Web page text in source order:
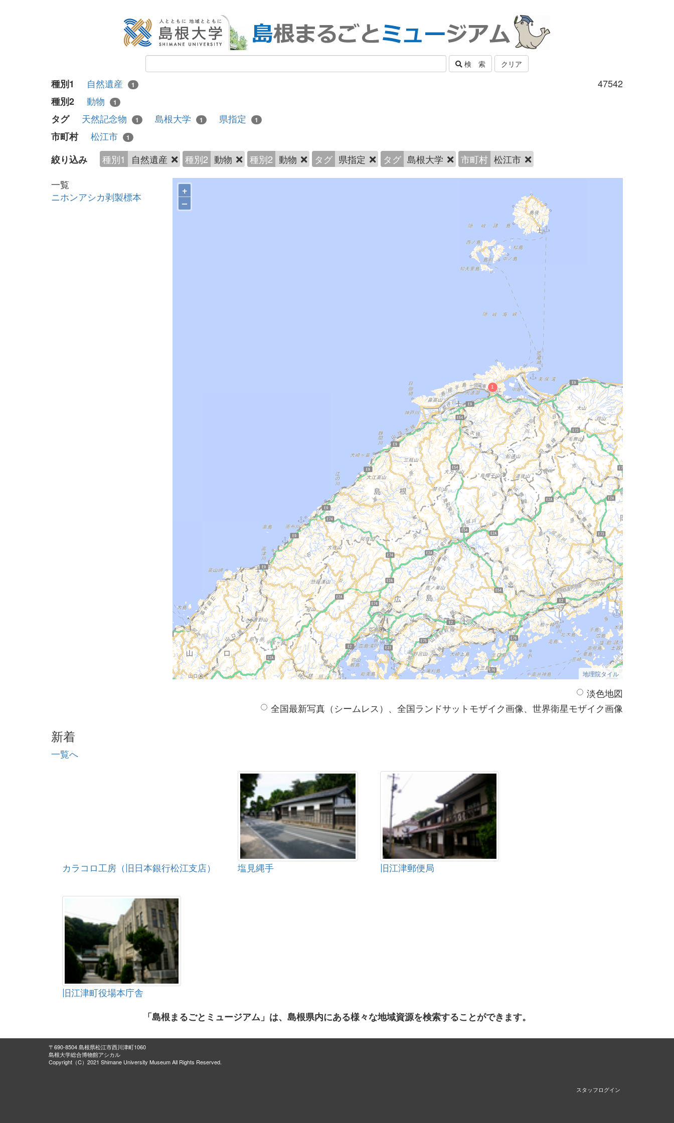
検 索 クリア
47542
種別1 自然遺産 1
種別2 動物 1
タグ 天然記念物 1 島根大学 1 県指定 1
市町村 松江市 1
絞り込み 種別1 自然遺産 種別2 動物 種別2 動物 タグ 県指定 タグ 島根大学 市町村 松江市
一覧
ニホンアシカ剥製標本
+
–
地理院タイル
淡色地図
全国最新写真（シームレス）、全国ランドサットモザイク画像、世界衛星モザイク画像
新着
一覧へ
カラコロ工房（旧日本銀行松江支店） 塩見縄手 旧江津郵便局
旧江津町役場本庁舎
「島根まるごとミュージアム」は、島根県内にある様々な地域資源を検索することができます。
〒690-8504 島根県松江市西川津町1060
島根大学総合博物館アシカル
Copyright（C）2021 Shimane University Museum All Rights Reserved.
スタッフログイン